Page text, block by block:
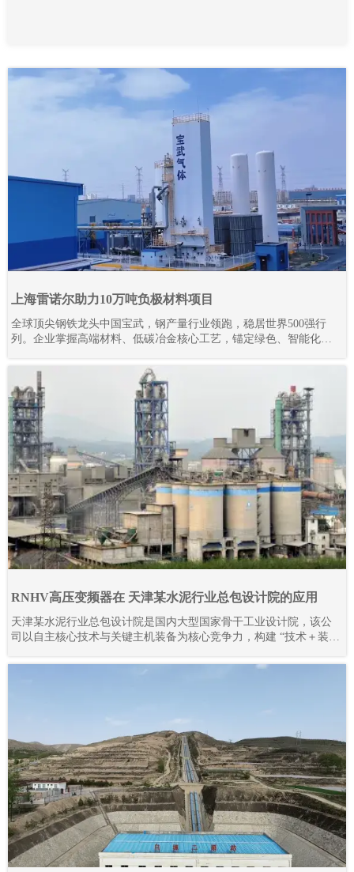
上海雷诺尔助力10万吨负极材料项目
全球顶尖钢铁龙头中国宝武，钢产量行业领跑，稳居世界500强行
列。企业掌握高端材料、低碳冶金核心工艺，锚定绿色、智能化发
RNHV高压变频器在 天津某水泥行业总包设计院的应用
天津某水泥行业总包设计院是国内大型国家骨干工业设计院，该公
司以自主核心技术与关键主机装备为核心竞争力，构建 “技术＋装
备成套供货、工程建设、监理、生产运营及备品备件服务的完整产